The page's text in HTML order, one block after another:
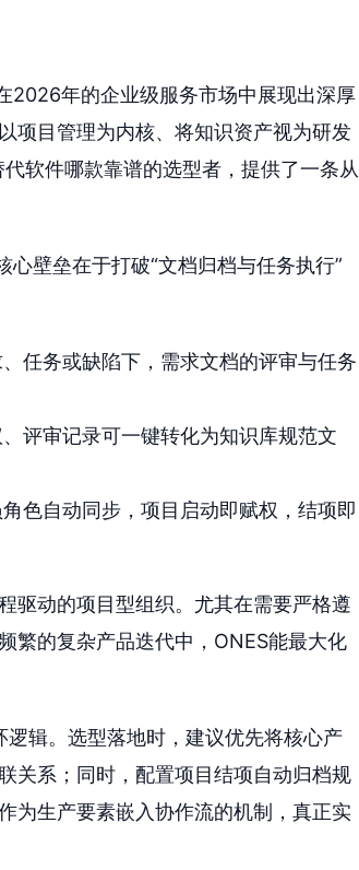
2026年的企业级服务市场中展现出深厚
项目管理为内核、将知识资产视为研发
软件哪款靠谱的选型者，提供了一条从
心壁垒在于打破“文档归档与任务执行”
任务或缺陷下，需求文档的评审与任务
评审记录可一键转化为知识库规范文
色自动同步，项目启动即赋权，结项即
驱动的项目型组织。尤其在需要严格遵
繁的复杂产品迭代中，ONES能最大化
逻辑。选型落地时，建议优先将核心产
关系；同时，配置项目结项自动归档规
为生产要素嵌入协作流的机制，真正实